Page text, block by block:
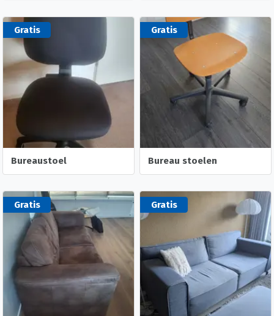
Gratis
Bureaustoel
Gratis
Bureau stoelen
Gratis Gratis